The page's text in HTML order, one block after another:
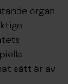
organ
sätt är av